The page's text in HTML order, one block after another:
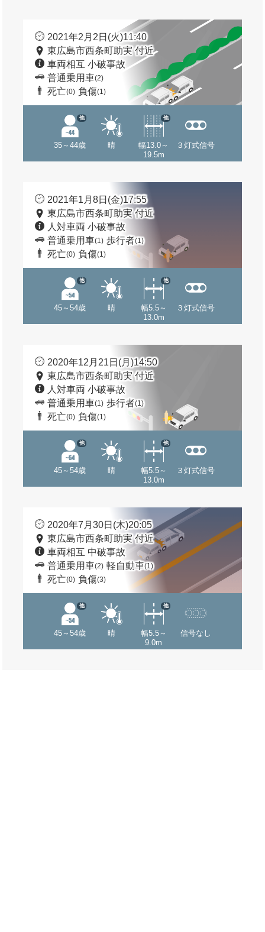
2021年2月2日(火)11:40
東広島市西条町助実 付近
車両相互 小破事故
普通乗用車(2)
死亡(0) 負傷(1)
35～44歳
他
晴
幅13.0～
19.5m
他
３灯式信号
2021年1月8日(金)17:55
東広島市西条町助実 付近
人対車両 小破事故
普通乗用車(1) 歩行者(1)
死亡(0) 負傷(1)
45～54歳
他
晴
幅5.5～
13.0m
他
３灯式信号
2020年12月21日(月)14:50
東広島市西条町助実 付近
人対車両 小破事故
普通乗用車(1) 歩行者(1)
死亡(0) 負傷(1)
45～54歳
他
晴
幅5.5～
13.0m
他
３灯式信号
2020年7月30日(木)20:05
東広島市西条町助実 付近
車両相互 中破事故
普通乗用車(2) 軽自動車(1)
死亡(0) 負傷(3)
45～54歳
他
晴
幅5.5～
9.0m
他
信号なし